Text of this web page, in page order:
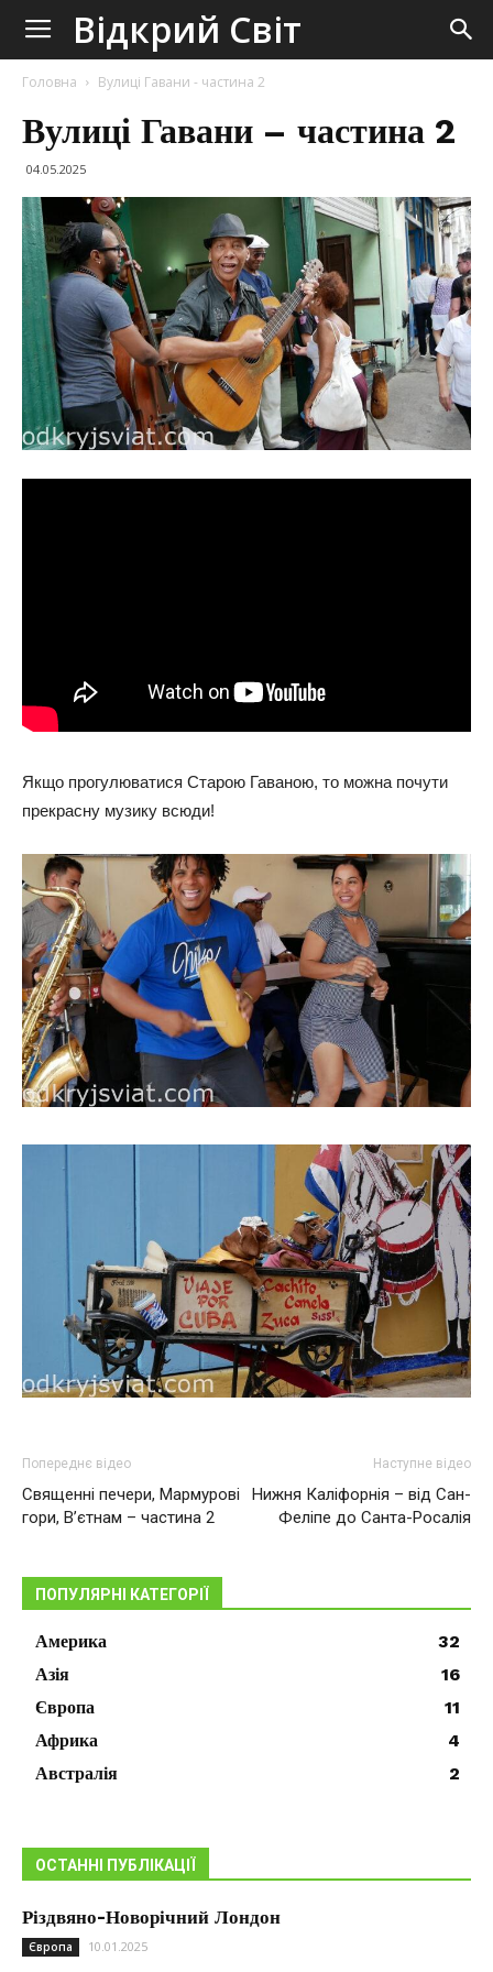
Відкрий Світ
Відкрий
Світ
Головна Вулиці Гавани - частина 2
Вулиці Гавани – частина 2
04.05.2025
Якщо прогулюватися Старою Гаваною, то можна почути
прекрасну музику всюди!
Попереднє відео
Священні печери, Мармурові
гори, В’єтнам – частина 2
Наступне відео
Нижня Каліфорнія – від Сан-
Феліпе до Санта-Росалія
ПОПУЛЯРНІ КАТЕГОРІЇ
Америка
32
Азія
16
Європа
11
Африка
4
Австралія
2
ОСТАННІ ПУБЛІКАЦІЇ
Різдвяно-Новорічний Лондон
Європа 10.01.2025